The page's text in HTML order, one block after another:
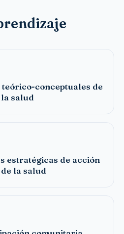
teórico-conceptuales de
salud
estratégicas de acción
la salud